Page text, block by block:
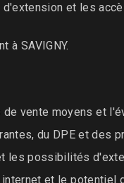
et les
à SAVIGNY.
vente moyens et
du DPE et des
les possibilités
et le potentiel